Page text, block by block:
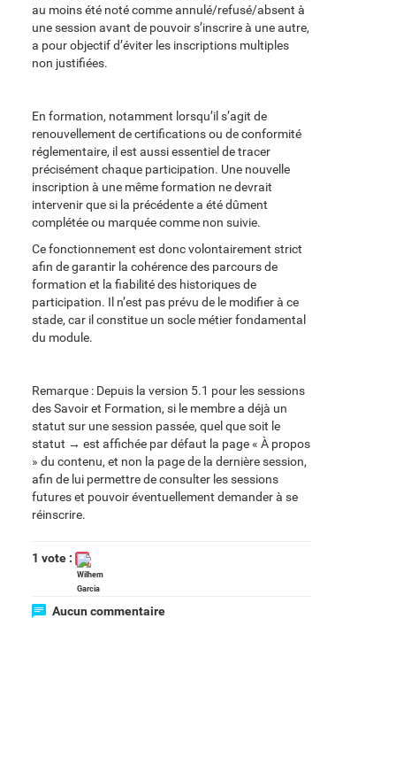
au moins été noté comme annulé/refusé/absent à
une session avant de pouvoir s’inscrire à une autre,
a pour objectif d’éviter les inscriptions multiples
non justifiées.
En formation, notamment lorsqu’il s’agit de
renouvellement de certifications ou de conformité
réglementaire, il est aussi essentiel de tracer
précisément chaque participation. Une nouvelle
inscription à une même formation ne devrait
intervenir que si la précédente a été dûment
complétée ou marquée comme non suivie.
Ce fonctionnement est donc volontairement strict
afin de garantir la cohérence des parcours de
formation et la fiabilité des historiques de
participation. Il n’est pas prévu de le modifier à ce
stade, car il constitue un socle métier fondamental
du module.
Remarque : Depuis la version 5.1 pour les sessions
des Savoir et Formation, si le membre a déjà un
statut sur une session passée, quel que soit le
statut → est affichée par défaut la page « À propos
» du contenu, et non la page de la dernière session,
afin de lui permettre de consulter les sessions
futures et pouvoir éventuellement demander à se
réinscrire.
1 vote :
Aucun commentaire